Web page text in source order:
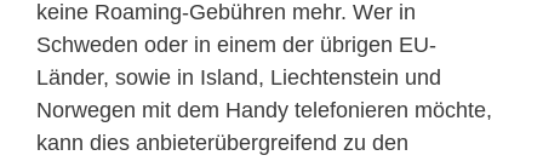
keine Roaming-Gebühren mehr. Wer in
Schweden oder in einem der übrigen EU-
Länder, sowie in Island, Liechtenstein und
Norwegen mit dem Handy telefonieren möchte,
kann dies anbieterübergreifend zu den